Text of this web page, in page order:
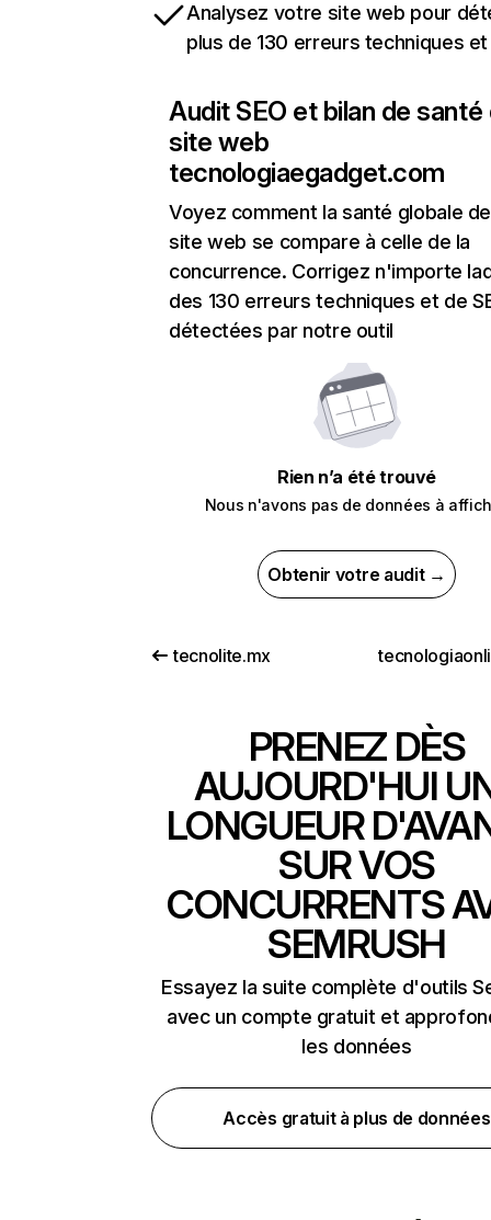
Analysez votre site web pour
plus de 130 erreurs techniques et
Audit SEO et bilan de santé
site web
tecnologiaegadget.com
Voyez comment la santé globale
site web se compare à celle de la
concurrence. Corrigez n'importe
des 130 erreurs techniques et de
détectées par notre outil
Rien n’a été trouvé
Nous n'avons pas de données à
Obtenir votre audit →
tecnolite.mx
PRENEZ DÈS
AUJOURD'HUI
LONGUEUR
SUR VOS
CONCURRENTS
SEMRUSH
Essayez la suite complète d'outils
avec un compte gratuit et
les données
Accès gratuit à plus de données